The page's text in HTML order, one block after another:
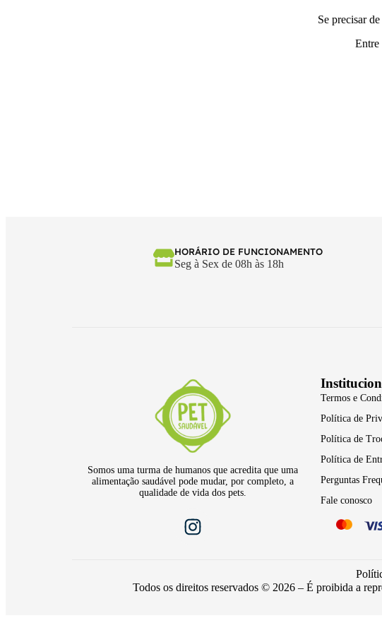
Se precisar
Entre
HORÁRIO DE FUNCIONAMENTO
Seg à Sex de 08h às 18h
Somos uma turma de humanos que acredita que uma
alimentação saudável pode mudar, por completo, a
qualidade de vida dos pets.
Termos e
Política de
Política de
Política de
Perguntas
Fale conosco
Todos os direitos reservados © 2026 – É proibida a